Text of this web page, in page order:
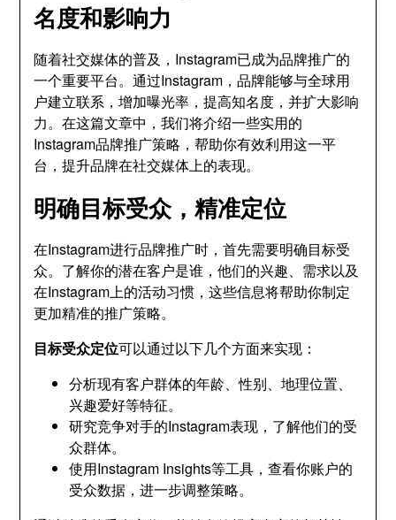
名度和影响力
随着社交媒体的普及，Instagram已成为品牌推广的
一个重要平台。通过Instagram，品牌能够与全球用
户建立联系，增加曝光率，提高知名度，并扩大影响
力。在这篇文章中，我们将介绍一些实用的
Instagram品牌推广策略，帮助你有效利用这一平
台，提升品牌在社交媒体上的表现。
明确目标受众，精准定位
在Instagram进行品牌推广时，首先需要明确目标受
众。了解你的潜在客户是谁，他们的兴趣、需求以及
在Instagram上的活动习惯，这些信息将帮助你制定
更加精准的推广策略。
目标受众定位可以通过以下几个方面来实现：
分析现有客户群体的年龄、性别、地理位置、
兴趣爱好等特征。
研究竞争对手的Instagram表现，了解他们的受
众群体。
使用Instagram Insights等工具，查看你账户的
受众数据，进一步调整策略。